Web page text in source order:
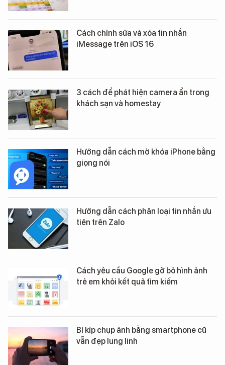
Cách chỉnh sửa và xóa tin nhắn
iMessage trên iOS 16
3 cách để phát hiện camera ẩn trong
khách sạn và homestay
Hướng dẫn cách mở khóa iPhone bằng
giọng nói
Hướng dẫn cách phân loại tin nhắn ưu
tiên trên Zalo
Cách yêu cầu Google gỡ bỏ hình ảnh
trẻ em khỏi kết quả tìm kiếm
Bí kíp chụp ảnh bằng smartphone cũ
vẫn đẹp lung linh